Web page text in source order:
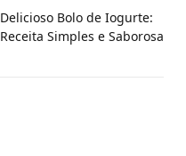
Delicioso Bolo de Iogurte:
Receita Simples e Saborosa